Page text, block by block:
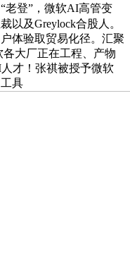
老登”，微软AI高管变
以及Greylock合股人。
体验取贸易化径。汇聚
各大厂正在工程、产物
才！张祺被授予微软
具